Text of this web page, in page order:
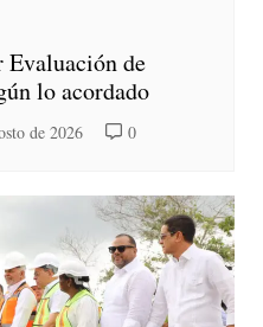
Evaluación de
lo acordado
de 2026 0